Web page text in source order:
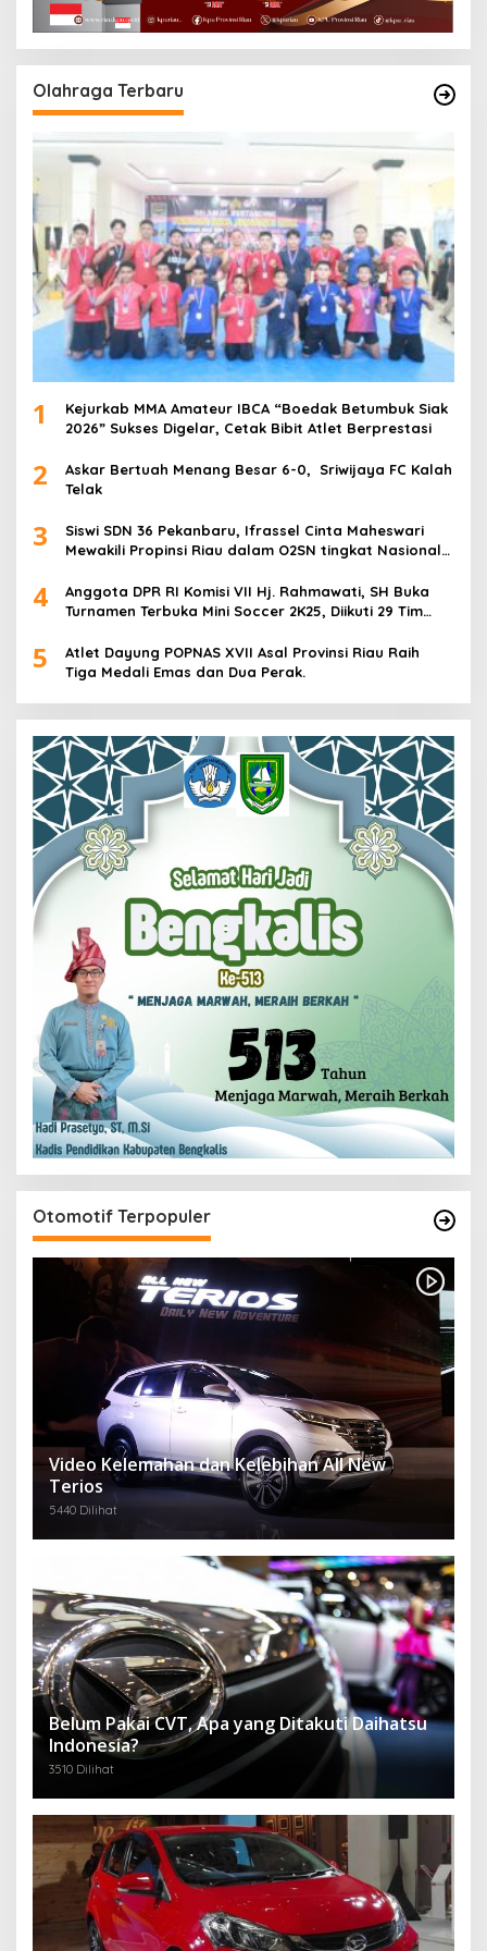
Olahraga Terbaru
1
Kejurkab MMA Amateur IBCA “Boedak Betumbuk Siak
2026” Sukses Digelar, Cetak Bibit Atlet Berprestasi
2
Askar Bertuah Menang Besar 6-0, Sriwijaya FC Kalah
Telak
3
Siswi SDN 36 Pekanbaru, Ifrassel Cinta Maheswari
Mewakili Propinsi Riau dalam O2SN tingkat Nasional
4
Anggota DPR RI Komisi VII Hj. Rahmawati, SH Buka
Turnamen Terbuka Mini Soccer 2K25, Diikuti 29 Tim
5
Atlet Dayung POPNAS XVII Asal Provinsi Riau Raih
Tiga Medali Emas dan Dua Perak.
Otomotif Terpopuler
Video Kelemahan dan Kelebihan All New
Terios
5440 Dilihat
Belum Pakai CVT, Apa yang Ditakuti Daihatsu
Indonesia?
3510 Dilihat